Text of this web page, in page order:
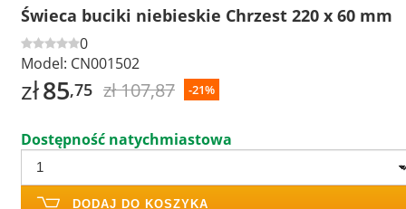
Świeca buciki niebieskie Chrzest 220 x 60 mm
0
Model: CN001502
zł85,75 zł 107,87 -21%
Dostępność natychmiastowa
DODAJ DO KOSZYKA